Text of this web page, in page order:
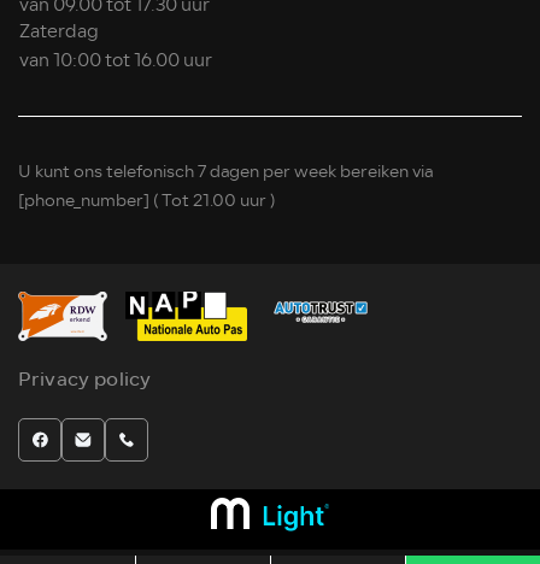
Zaterdag
van 10:00 tot 16.00 uur
U kunt ons telefonisch 7 dagen per week bereiken via
[phone_number] ( Tot 21.00 uur )
Privacy policy